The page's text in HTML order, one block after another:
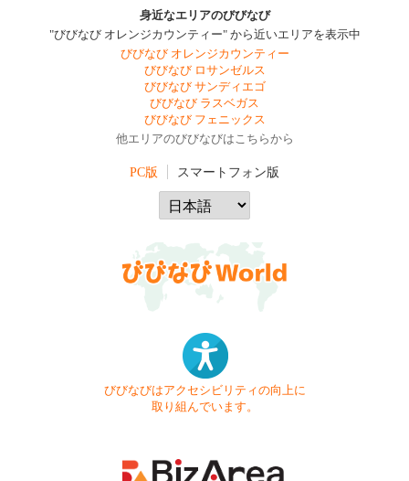
身近なエリアのびびなび
"びびなび オレンジカウンティー" から近いエリアを表示中
びびなび オレンジカウンティー
びびなび ロサンゼルス
びびなび サンディエゴ
びびなび ラスベガス
びびなび フェニックス
他エリアのびびなびはこちらから
PC版 スマートフォン版
びびなびはアクセシビリティの向上に
取り組んでいます。